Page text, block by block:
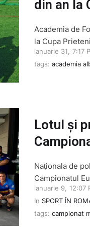
din an la
Academia de
la Cupa
ianuarie 31 7:17
tags: academia
Lotul și
Naționala de
Campionatul
ianuarie 9, 12:07
In SPORT ÎN
tags: campionat